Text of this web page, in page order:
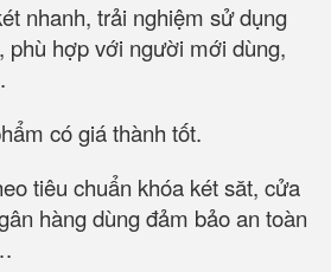
nhanh, trải nghiệm sử dụng
phù hợp với người mới dùng,
có giá thành tốt.
tiêu chuẩn khóa két săt, cửa
hàng dùng đảm bảo an toàn